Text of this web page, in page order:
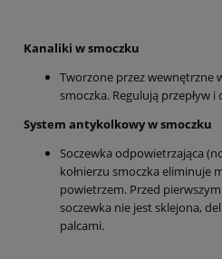
Kanaliki w smoczku
Tworzone przez wewnętrzne
smoczka. Regulują przepływ
System antykolkowy w smoczku
Soczewka odpowietrzająca
kołnierzu smoczka eliminuje
powietrzem. Przed
soczewka nie jest sklejona,
palcami.